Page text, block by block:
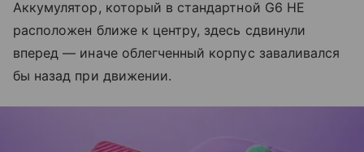
Аккумулятор, который в стандартной G6 HE
расположен ближе к центру, здесь сдвинули
вперед — иначе облегченный корпус заваливался
бы назад при движении.